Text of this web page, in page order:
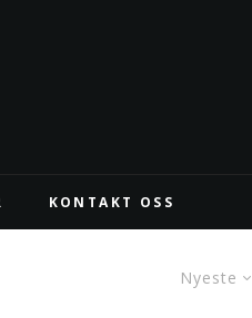
KONTAKT OSS
Nyeste